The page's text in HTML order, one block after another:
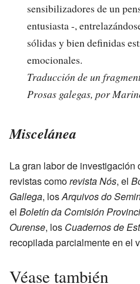
sensibilizadores de un
entusiasta -,
sólidas y bien definidas
emocionales.
Traducción de un
Prosas galegas, por
Miscelánea
La gran labor de
revistas comorevista Nós, el
Gallega, losArquivos do
el Boletín da Comisión
Ourense, los Cuadernos de
recopilada parcialmente en el
Véase también